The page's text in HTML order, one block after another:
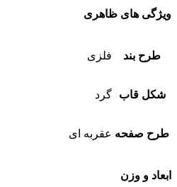
ویژگی های ظاهری
طرح بند فلزی
شکل قاب گرد
طرح صفحه عقربه ای
ابعاد و وزن